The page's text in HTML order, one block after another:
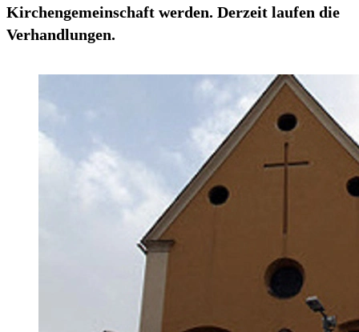
Kirchengemeinschaft werden. Derzeit laufen die
Verhandlungen.